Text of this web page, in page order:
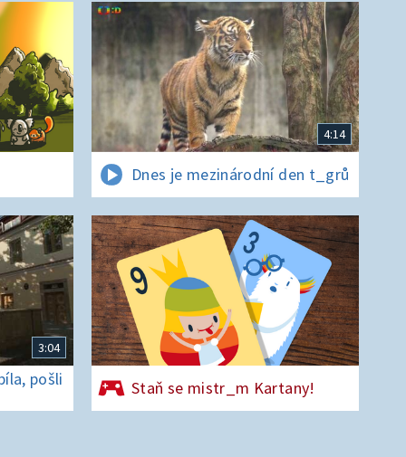
4:14
Dnes je mezinárodní den t_grů
3:04
pošli Staň se mistr_m Kartany!